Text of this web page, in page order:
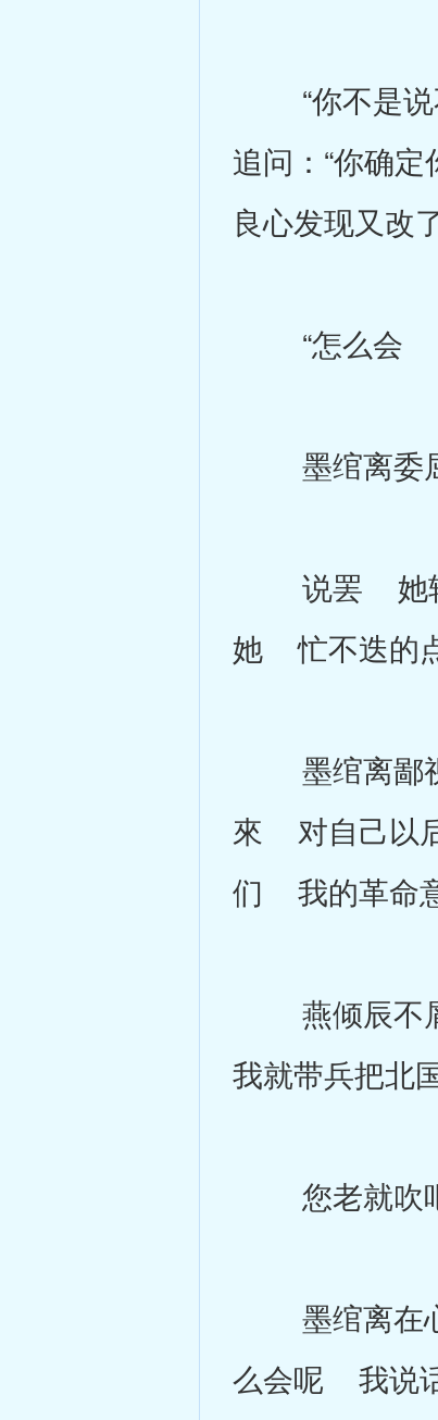
“你不是说
追问：“你确
良心发现又
“怎么会
墨绾离委屈
说罢 她转
她 忙不迭的
墨绾离鄙视
來 对自己以
们 我的革命
燕倾辰不屑
我就带兵把
您老就吹
墨绾离在心
么会呢 我说